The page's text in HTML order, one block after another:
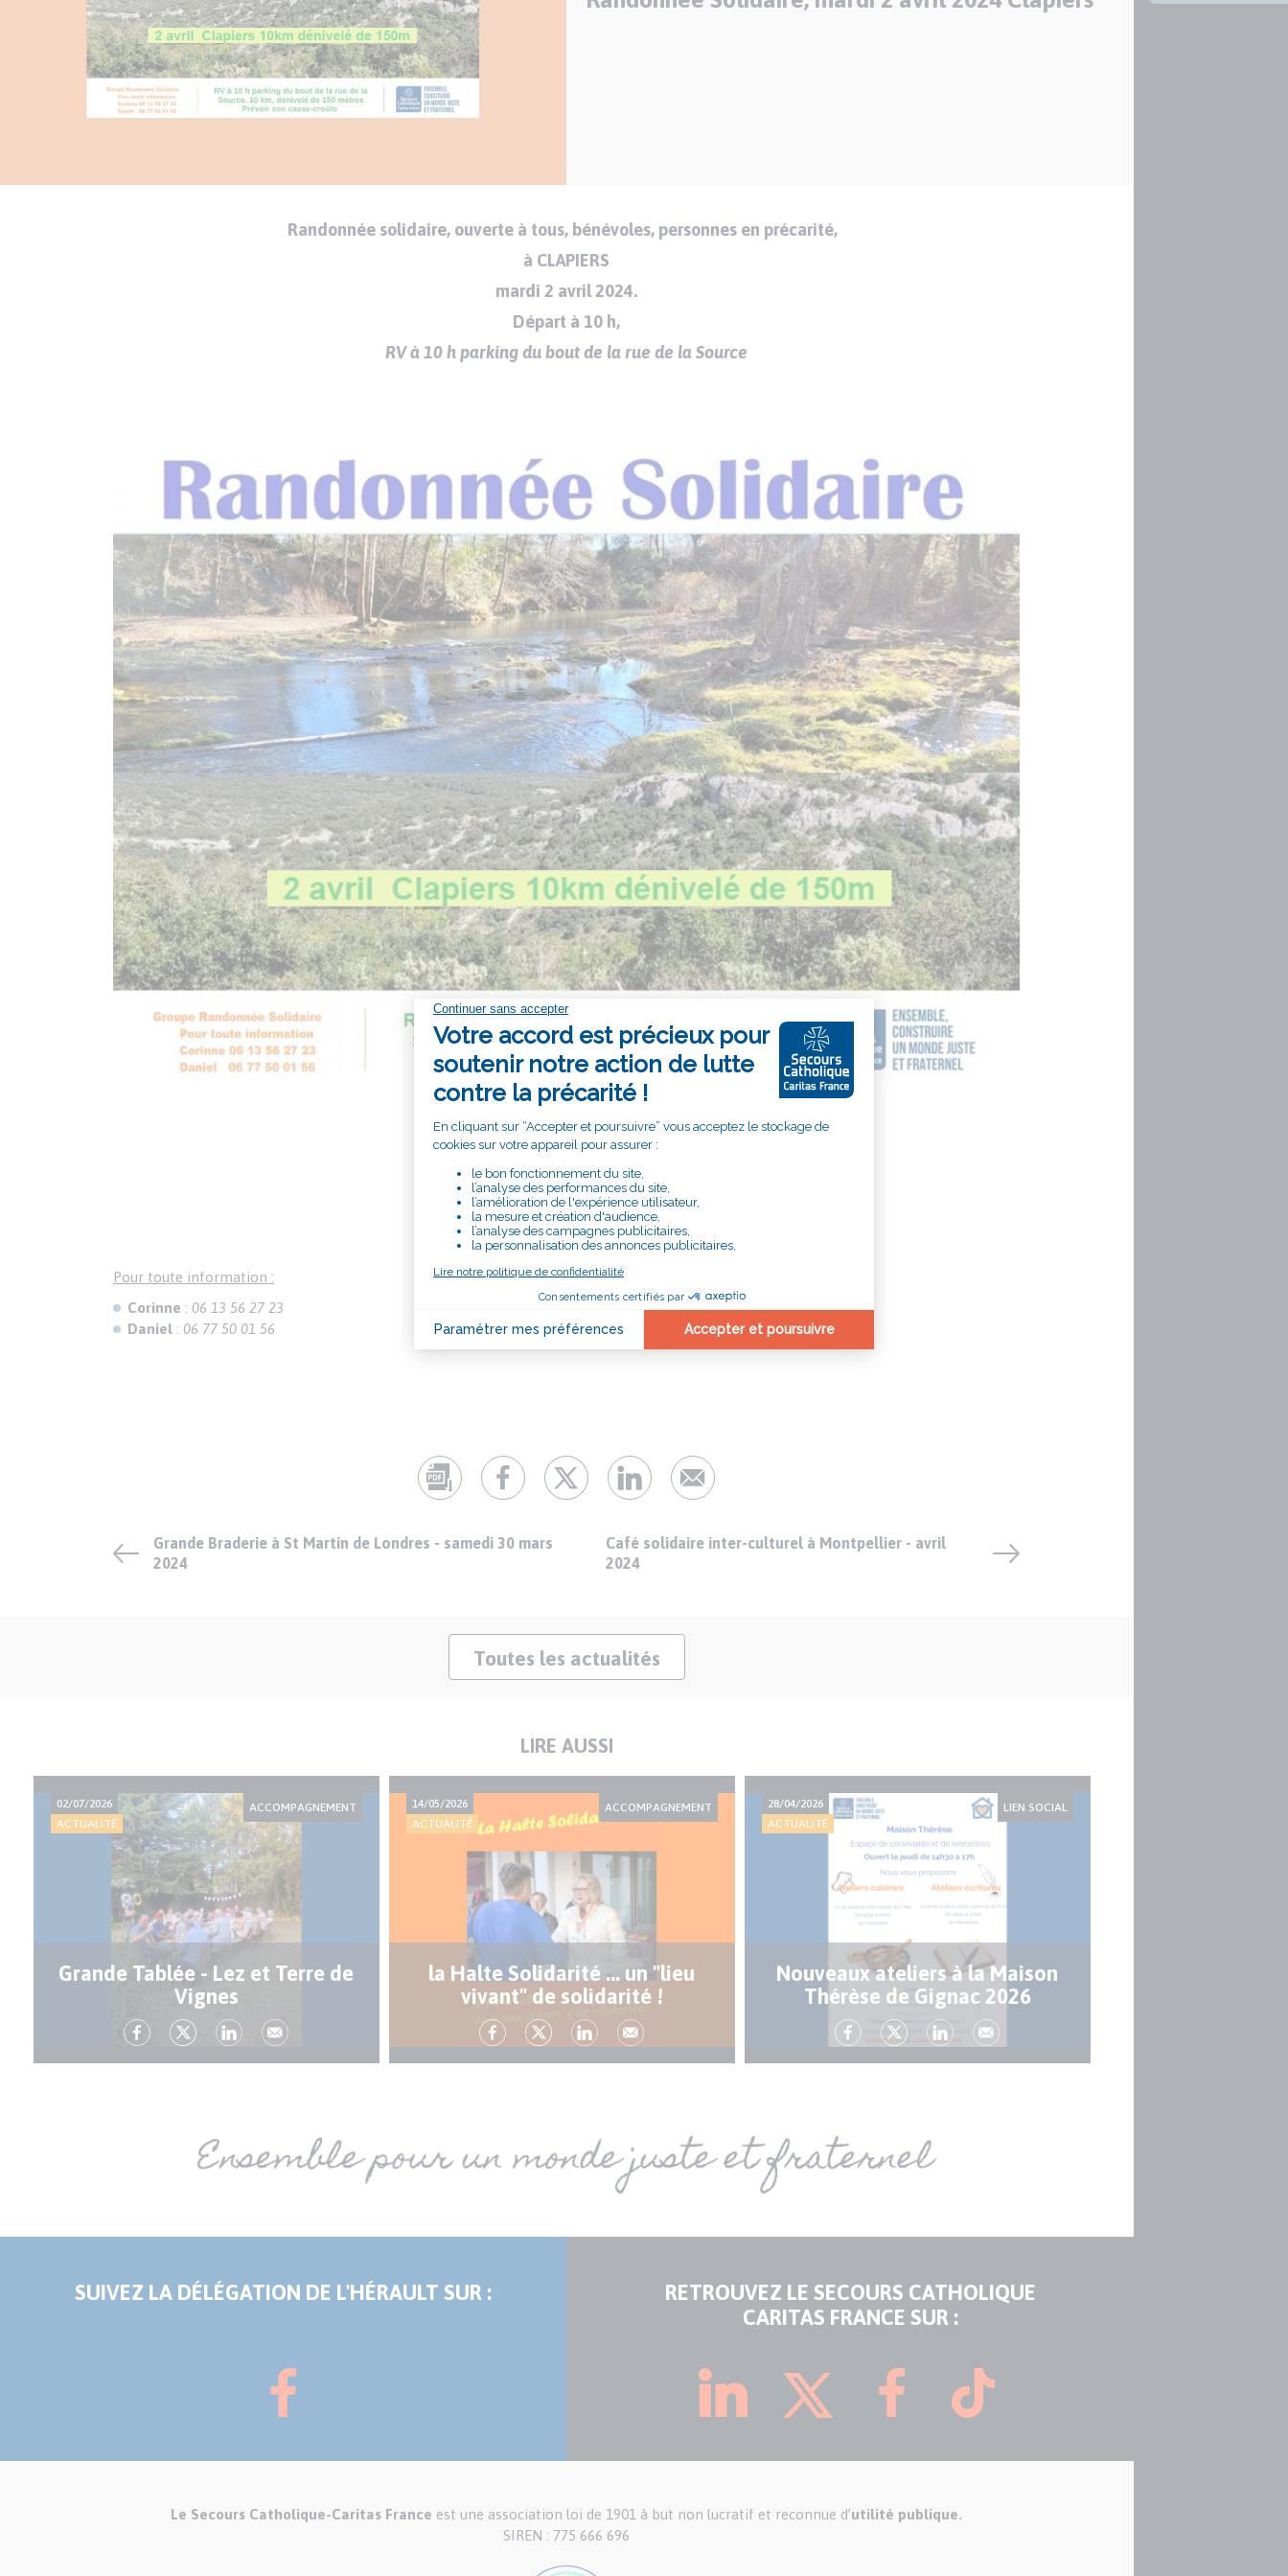
Randonnée solidaire, ouverte à tous, bénévoles, personnes en précarité,
à CLAPIERS
mardi2 avril 2024.
Départ à 10 h,
RVà10 hparking du bout de la rue de la Source
Rando de 10 km et 150 m de dénivelé.
Prévoir son casse-croûte.
Pour toute information :
Corinne :06 13 56 27 23
Daniel :06 77 50 01 56
Grande Braderie à St Martin de Londres - samedi 30 mars
2024
Café solidaire inter-culturel à Montpellier - avril
2024
Toutes les actualités
LIRE AUSSI
02/07/2026
ACTUALITÉ
ACCOMPAGNEMENT
Grande Tablée - Lez et Terre de
Vignes
14/05/2026
ACTUALITÉ
ACCOMPAGNEMENT
la Halte Solidarité ... un "lieu
vivant" de solidarité !
28/04/2026
ACTUALITÉ
LIEN SOCIAL
Nouveaux ateliers à la Maison
Thérèse de Gignac 2026
SUIVEZ LA DÉLÉGATION DE L'HÉRAULT SUR :
RETROUVEZ LE SECOURS CATHOLIQUE
CARITAS FRANCE SUR :
Le Secours Catholique-Caritas France est une association loi de 1901 à but non lucratif et reconnue d’utilité publique.
SIREN : 775 666 696